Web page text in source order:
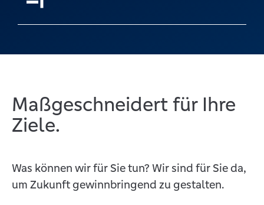
Maßgeschneidert für Ihre
Ziele.
Was können wir für Sie tun? Wir sind für Sie da,
um Zukunft gewinnbringend zu gestalten.